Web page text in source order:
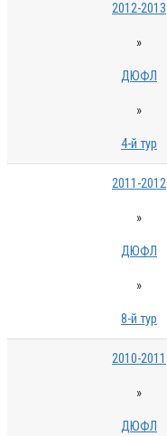
2012-2013
»
ДЮФЛ
»
4-й тур
2011-2012
»
ДЮФЛ
»
8-й тур
2010-2011
»
ДЮФЛ